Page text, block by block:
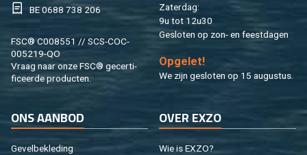
BE 0688 738 206
FSC® C008551 // SCS-COC-
005219-QO
Vraag naar onze FSC® ge­cer­ti­
fi­ceer­de pro­duc­ten.
Za­ter­dag:
9u tot 12u30
Ge­slo­ten op zon- en feest­da­gen
Op­ge­let!
We zijn ge­slo­ten op 15 au­gus­tus.
ONS AAN­BOD
Ge­vel­be­kle­ding
OVER EXZO
Wie is EXZO?